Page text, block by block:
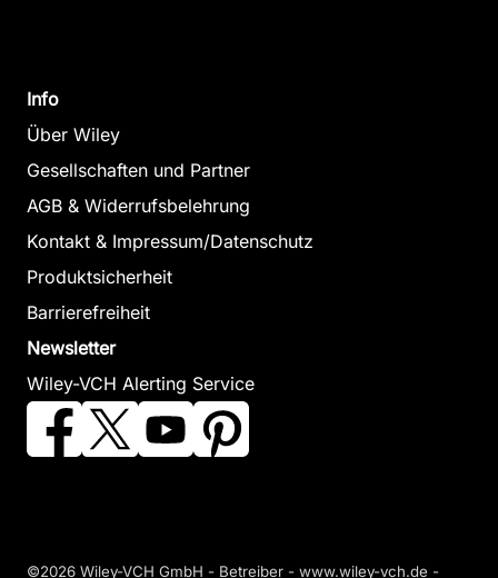
Info
Über Wiley
Gesellschaften und Partner
AGB & Widerrufsbelehrung
Kontakt & Impressum/Datenschutz
Produktsicherheit
Barrierefreiheit
Newsletter
Wiley-VCH Alerting Service
©2026 Wiley-VCH GmbH - Betreiber - www.wiley-vch.de -